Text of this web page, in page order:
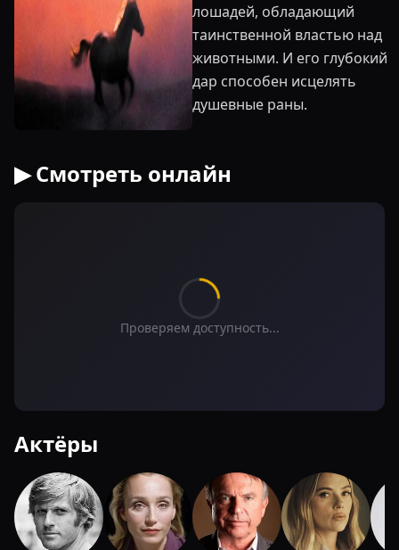
лошадей, обладающий
таинственной властью над
животными. И его глубокий
дар способен исцелять
душевные раны.
▶ Смотреть онлайн
Проверяем доступность...
Актёры